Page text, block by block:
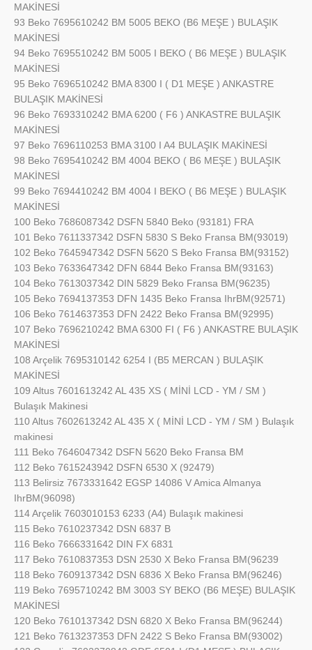
MAKİNESİ
93 Beko 7695610242 BM 5005 BEKO (B6 MEŞE ) BULAŞIK
MAKİNESİ
94 Beko 7695510242 BM 5005 I BEKO ( B6 MEŞE ) BULAŞIK
MAKİNESİ
95 Beko 7696510242 BMA 8300 I ( D1 MEŞE ) ANKASTRE
BULAŞIK MAKİNESİ
96 Beko 7693310242 BMA 6200 ( F6 ) ANKASTRE BULAŞIK
MAKİNESİ
97 Beko 7696110253 BMA 3100 I A4 BULAŞIK MAKİNESİ
98 Beko 7695410242 BM 4004 BEKO ( B6 MEŞE ) BULAŞIK
MAKİNESİ
99 Beko 7694410242 BM 4004 I BEKO ( B6 MEŞE ) BULAŞIK
MAKİNESİ
100 Beko 7686087342 DSFN 5840 Beko (93181) FRA
101 Beko 7611337342 DSFN 5830 S Beko Fransa BM(93019)
102 Beko 7645947342 DSFN 5620 S Beko Fransa BM(93152)
103 Beko 7633647342 DFN 6844 Beko Fransa BM(93163)
104 Beko 7613037342 DIN 5829 Beko Fransa BM(96235)
105 Beko 7694137353 DFN 1435 Beko Fransa IhrBM(92571)
106 Beko 7614637353 DFN 2422 Beko Fransa BM(92995)
107 Beko 7696210242 BMA 6300 FI ( F6 ) ANKASTRE BULAŞIK
MAKİNESİ
108 Arçelik 7695310142 6254 I (B5 MERCAN ) BULAŞIK
MAKİNESİ
109 Altus 7601613242 AL 435 XS ( MİNİ LCD - YM / SM )
Bulaşık Makinesi
110 Altus 7602613242 AL 435 X ( MİNİ LCD - YM / SM ) Bulaşık
makinesi
111 Beko 7646047342 DSFN 5620 Beko Fransa BM
112 Beko 7615243942 DSFN 6530 X (92479)
113 Belirsiz 7673331642 EGSP 14086 V Amica Almanya
IhrBM(96098)
114 Arçelik 7603010153 6233 (A4) Bulaşık makinesi
115 Beko 7610237342 DSN 6837 B
116 Beko 7666331642 DIN FX 6831
117 Beko 7610837353 DSN 2530 X Beko Fransa BM(96239
118 Beko 7609137342 DSN 6836 X Beko Fransa BM(96246)
119 Beko 7695710242 BM 3003 SY BEKO (B6 MEŞE) BULAŞIK
MAKİNESİ
120 Beko 7610137342 DSN 6820 X Beko Fransa BM(96244)
121 Beko 7613237353 DFN 2422 S Beko Fransa BM(93002)